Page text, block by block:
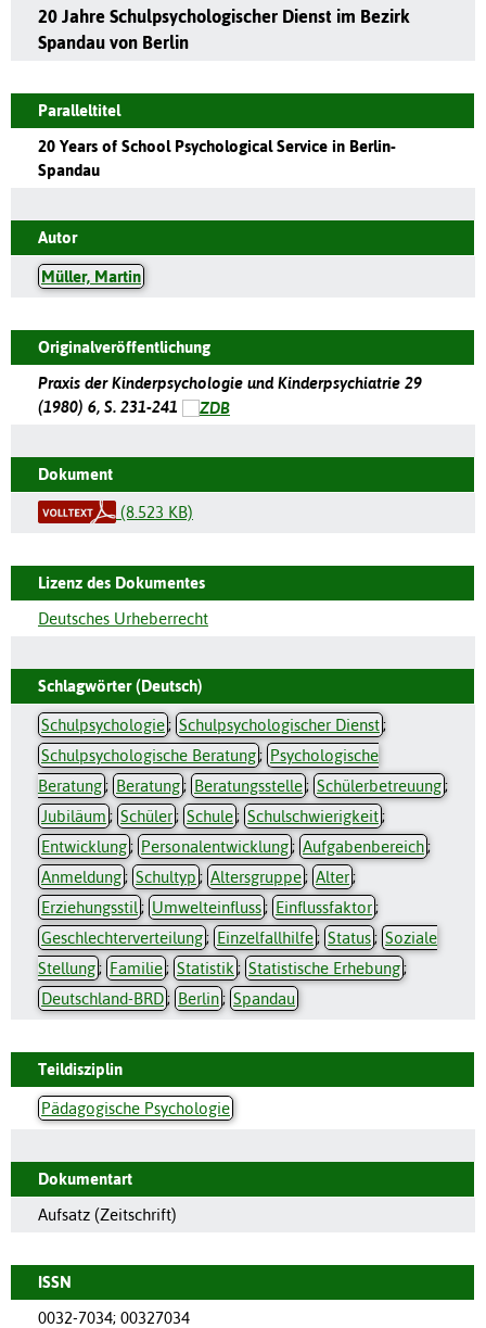
20 Jahre Schulpsychologischer Dienst im Bezirk
Spandau von Berlin
Paralleltitel
20 Years of School Psychological Service in Berlin-
Spandau
Autor
Müller, Martin
Originalveröffentlichung
Praxis der Kinderpsychologie und Kinderpsychiatrie 29
(1980) 6, S. 231-241
Dokument
(8.523 KB)
Lizenz des Dokumentes
Deutsches Urheberrecht
Schlagwörter (Deutsch)
Schulpsychologie; Schulpsychologischer Dienst;
Schulpsychologische Beratung; Psychologische
Beratung; Beratung; Beratungsstelle; Schülerbetreuung;
Jubiläum ; Schüler; Schule; Schulschwierigkeit;
Entwicklung; Personalentwicklung; Aufgabenbereich;
Anmeldung; Schultyp ; Altersgruppe; Alter;
Erziehungsstil ; Umwelteinfluss; Einflussfaktor;
Geschlechterverteilung; Einzelfallhilfe; Status; Soziale
Stellung; Familie; Statistik ; Statistische Erhebung;
Deutschland-BRD; Berlin; Spandau
Teildisziplin
Pädagogische Psychologie
Dokumentart
Aufsatz (Zeitschrift)
ISSN
0032-7034; 00327034